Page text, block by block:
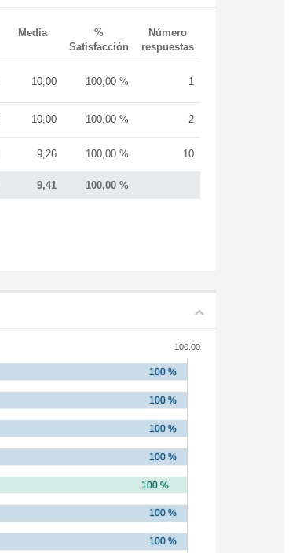
Media
%
Satisfacción
Número
respuestas
9,41 100,00 %
10,00 100,00 % 1
10,00 100,00 % 2
9,26 100,00 % 10
100.00